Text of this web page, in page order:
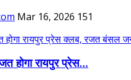
Mar 16, 2026 151
होगा रायपुर प्रेस...